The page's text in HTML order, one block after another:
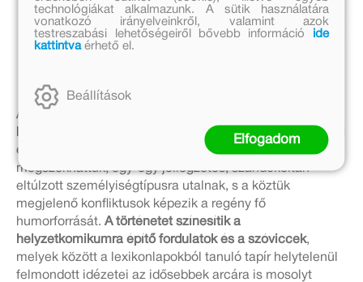
Az elbeszélés
a problémás témákat is humorral
oldja fel
. A szereplők, ahogy az állatmesékben
megszokhattuk, egy-egy jellegzetes, szándékoltan
eltúlzott személyiségtípusra utalnak, s a köztük
megjelenő konfliktusok képezik a regény fő
humorforrását. A történetet színesítik a
helyzetkomikumra építő fordulatok és a szóviccek,
melyek között a lexikonlapokból tanuló tapír helytelenül
felmondott idézetei az idősebbek arcára is mosolyt
technológiákat alkalmazunk. A sütik használatára
vonatkozó irányelveinkről, valamint azok
testreszabási lehetőségeiről bővebb információ
ide
kattintvaérhető el.
Beállítások
Elfogadom